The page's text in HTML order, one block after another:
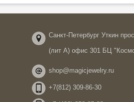
Санкт-Петербург Уткин
(лит А) офис 301 БЦ
shop@magicjewelry.ru
+7(812) 309-86-30